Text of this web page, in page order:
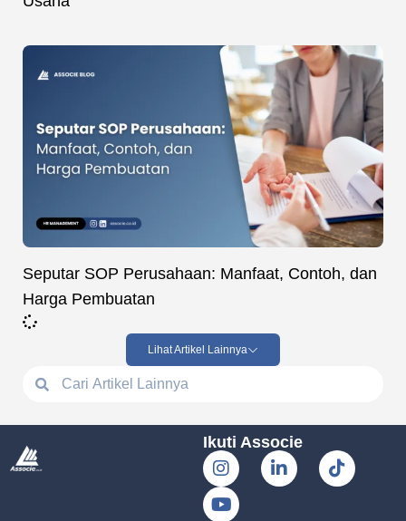
Seputar SOP Perusahaan: Manfaat, Contoh, dan
Harga Pembuatan
Lihat Artikel Lainnya
Ikuti Associe